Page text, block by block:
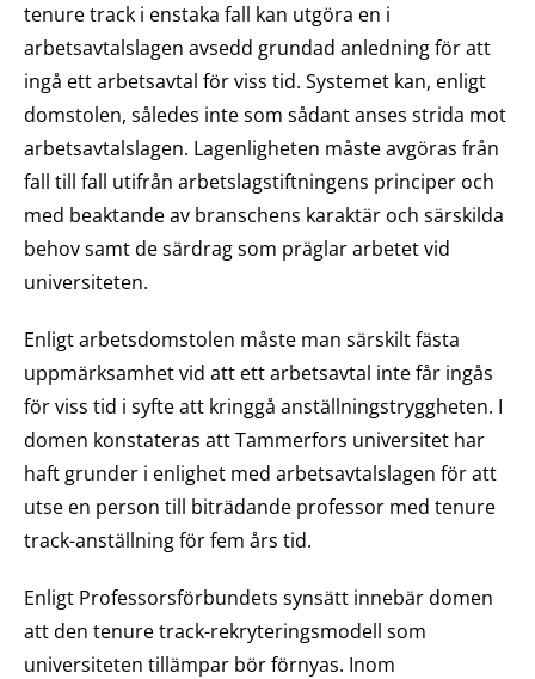
tenure track i enstaka fall kan utgöra en i
arbetsavtalslagen avsedd grundad anledning för att
ingå ett arbetsavtal för viss tid. Systemet kan, enligt
domstolen, således inte som sådant anses strida mot
arbetsavtalslagen. Lagenligheten måste avgöras från
fall till fall utifrån arbetslagstiftningens principer och
med beaktande av branschens karaktär och särskilda
behov samt de särdrag som präglar arbetet vid
universiteten.
Enligt arbetsdomstolen måste man särskilt fästa
uppmärksamhet vid att ett arbetsavtal inte får ingås
för viss tid i syfte att kringgå anställningstryggheten. I
domen konstateras att Tammerfors universitet har
haft grunder i enlighet med arbetsavtalslagen för att
utse en person till biträdande professor med tenure
track-anställning för fem års tid.
Enligt Professorsförbundets synsätt innebär domen
att den tenure track-rekryteringsmodell som
universiteten tillämpar bör förnyas. Inom